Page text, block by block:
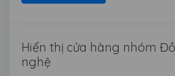
Hiển thị cửa hàng nhóm
nghệ